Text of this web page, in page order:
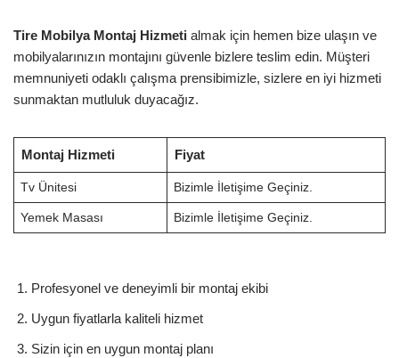
Tire Mobilya Montaj Hizmeti almak için hemen bize ulaşın ve
mobilyalarınızın montajını güvenle bizlere teslim edin. Müşteri
memnuniyeti odaklı çalışma prensibimizle, sizlere en iyi hizmeti
sunmaktan mutluluk duyacağız.
Montaj Hizmeti Fiyat
Tv Ünitesi Bizimle İletişime Geçiniz.
Yemek Masası Bizimle İletişime Geçiniz.
Profesyonel ve deneyimli bir montaj ekibi
Uygun fiyatlarla kaliteli hizmet
Sizin için en uygun montaj planı